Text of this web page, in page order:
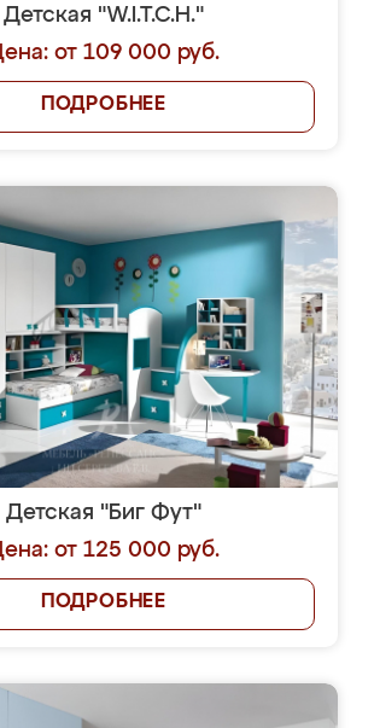
Детская "W.I.T.C.H."
от 109 000 руб.
ПОДРОБНЕЕ
Детская "Биг Фут"
от 125 000 руб.
ПОДРОБНЕЕ